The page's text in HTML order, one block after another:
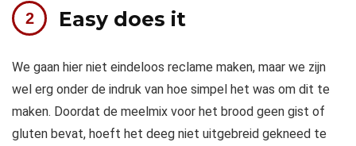
Easy does it
We gaan hier niet eindeloos reclame maken, maar we zijn
wel erg onder de indruk van hoe simpel het was om dit te
maken. Doordat de meelmix voor het brood geen gist of
gluten bevat, hoeft het deeg niet uitgebreid gekneed te